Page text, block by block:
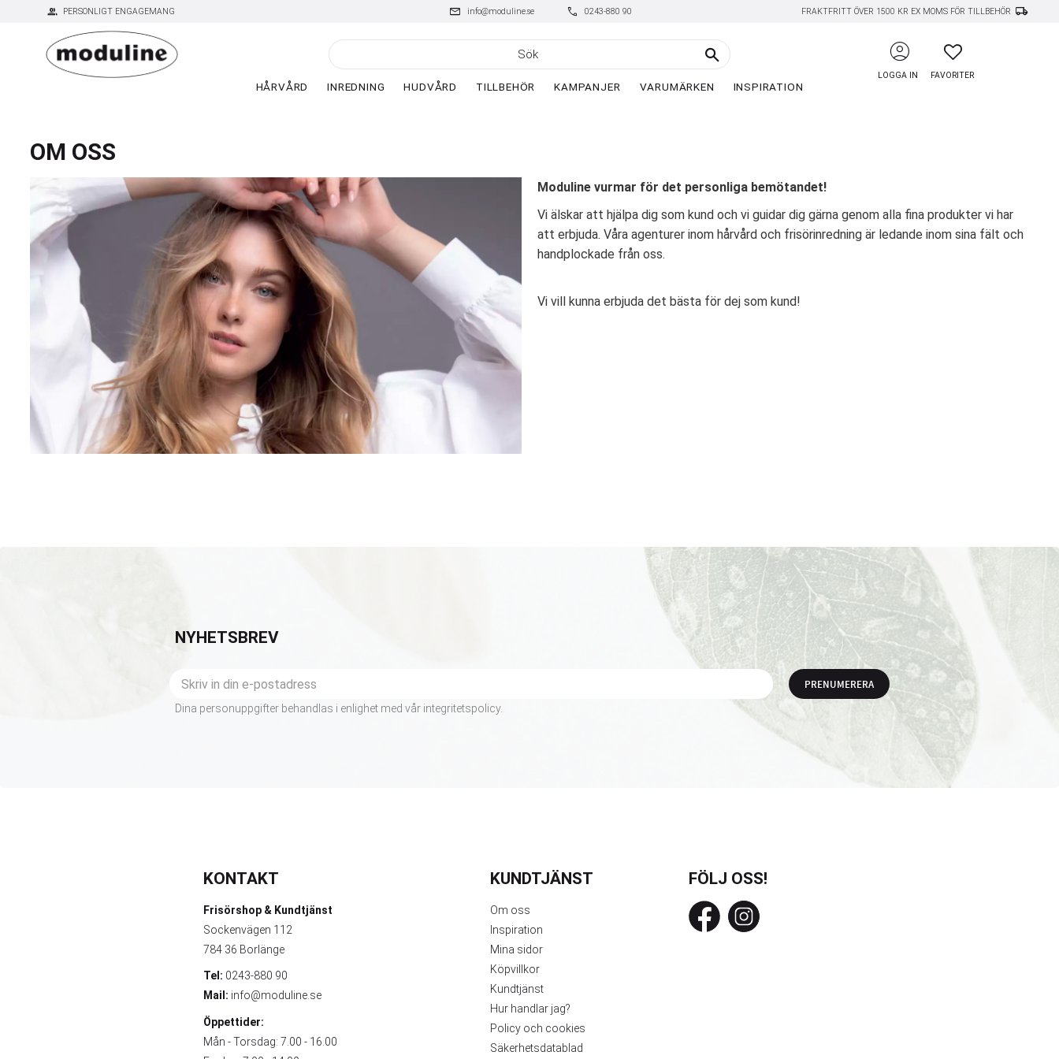
group PERSONLIGT ENGAGEMANG mail info@moduline.se phone 0243-880 90 FRAKTFRITT ÖVER 1500 KR EX MOMS FÖR TILLBEHÖR local_shipping
account_circle
LOGGA IN
FAVORITER
FAVORITER
HÅRVÅRD INREDNING HUDVÅRD TILLBEHÖR KAMPANJER VARUMÄRKEN INSPIRATION
OM OSS
Moduline vurmar för det personliga bemötandet!
Vi älskar att hjälpa dig som kund och vi guidar dig gärna genom alla fina produkter vi har
att erbjuda. Våra agenturer inom hårvård och frisörinredning är ledande inom sina fält och
handplockade från oss.
Vi vill kunna erbjuda det bästa för dej som kund!
NYHETSBREV
PRENUMERERA
Dina personuppgifter behandlas i enlighet med vår integritetspolicy.
KONTAKT
Frisörshop & Kundtjänst
Sockenvägen 112
784 36 Borlänge
Tel: 0243-880 90
Mail: info@moduline.se
Öppettider:
Mån - Torsdag: 7.00 - 16.00
KUNDTJÄNST
Om oss
Inspiration
Mina sidor
Köpvillkor
Kundtjänst
Hur handlar jag?
Policy och cookies
Säkerhetsdatablad
FÖLJ OSS!